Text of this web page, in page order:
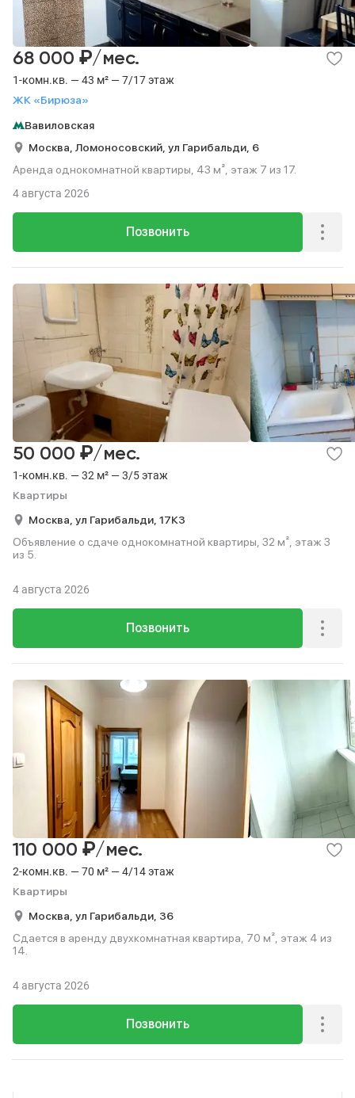
1-комн.кв. — 43 м² — 7/17 этаж
ЖК «Бирюза»
68 000 ₽/мес.
Вавиловская
Москва, Ломоносовский, ул Гарибальди, 6
Аренда однокомнатной квартиры, 43 м², этаж 7 из 17.
Позвонить
4 августа 2026
1-комн.кв. — 32 м² — 3/5 этаж
Квартиры
50 000 ₽/мес.
Москва, ул Гарибальди, 17К3
Объявление о сдаче однокомнатной квартиры, 32 м², этаж 3
из 5.
Позвонить
4 августа 2026
2-комн.кв. — 70 м² — 4/14 этаж
Квартиры
110 000 ₽/мес.
Москва, ул Гарибальди, 36
Сдается в аренду двухкомнатная квартира, 70 м², этаж 4 из
14.
Позвонить
4 августа 2026